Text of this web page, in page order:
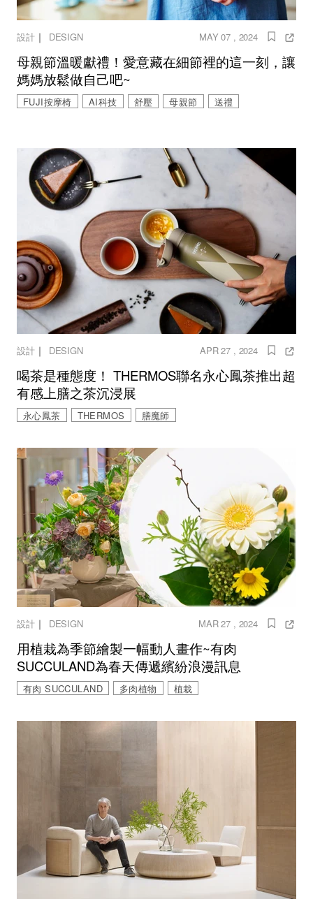
設計｜ DESIGN MAY 07 , 2024
母親節溫暖獻禮！愛意藏在細節裡的這一刻，讓
媽媽放鬆做自己吧~
FUJI按摩椅 AI科技 舒壓 母親節 送禮
設計｜ DESIGN APR 27 , 2024
喝茶是種態度！ THERMOS聯名永心鳳茶推出超
有感上膳之茶沉浸展
永心鳳茶 THERMOS 膳魔師
設計｜ DESIGN MAR 27 , 2024
用植栽為季節繪製一幅動人畫作~有肉
SUCCULAND為春天傳遞繽紛浪漫訊息
有肉 SUCCULAND 多肉植物 植栽